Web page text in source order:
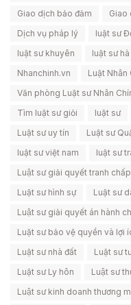
Giao dịch bảo đảm
Giao
Dịch vụ pháp lý
luật sư
luật sư khuyên
luật sư
Nhanchinh.vn
Luật Nhân
Văn phòng Luật sư Nhân
Tìm luật sư giỏi
luật sư
Luật sư uy tín
Luật sư
luật sư việt nam
luật sư
Luật sư giải quyết tranh chấp
Luật sư hình sự
Luật sư
Luật sư giải quyết án hành
Luật sư bảo vệ quyền và lợi
Luật sư nhà đất
Luật sư
Luật sư Ly hôn
Luật sư
Luật sư kinh doanh thương